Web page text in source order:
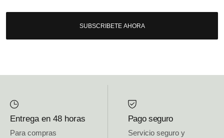
SUBSCRIBETE AHORA
Entrega en 48 horas
Para compras
Pago seguro
Servicio seguro y